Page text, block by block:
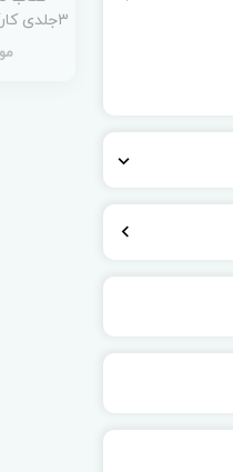
3جلدی کارگاه عروسک سازی )